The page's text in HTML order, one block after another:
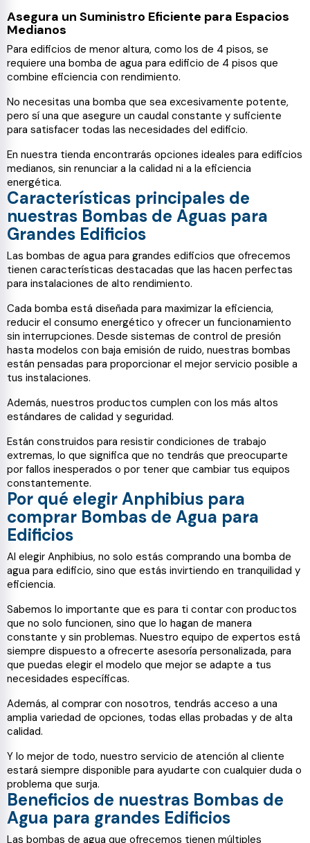
Asegura un Suministro Eficiente para Espacios
Medianos
Para edificios de menor altura, como los de 4 pisos, se
requiere una bomba de agua para edificio de 4 pisos que
combine eficiencia con rendimiento.
No necesitas una bomba que sea excesivamente potente,
pero sí una que asegure un caudal constante y suficiente
para satisfacer todas las necesidades del edificio.
En nuestra tienda encontrarás opciones ideales para edificios
medianos, sin renunciar a la calidad ni a la eficiencia
energética.
Características principales de
nuestras Bombas de Aguas para
Grandes Edificios
Las bombas de agua para grandes edificios que ofrecemos
tienen características destacadas que las hacen perfectas
para instalaciones de alto rendimiento.
Cada bomba está diseñada para maximizar la eficiencia,
reducir el consumo energético y ofrecer un funcionamiento
sin interrupciones. Desde sistemas de control de presión
hasta modelos con baja emisión de ruido, nuestras bombas
están pensadas para proporcionar el mejor servicio posible a
tus instalaciones.
Además, nuestros productos cumplen con los más altos
estándares de calidad y seguridad.
Están construidos para resistir condiciones de trabajo
extremas, lo que significa que no tendrás que preocuparte
por fallos inesperados o por tener que cambiar tus equipos
constantemente.
Por qué elegir Anphibius para
comprar Bombas de Agua para
Edificios
Al elegir Anphibius, no solo estás comprando una bomba de
agua para edificio, sino que estás invirtiendo en tranquilidad y
eficiencia.
Sabemos lo importante que es para ti contar con productos
que no solo funcionen, sino que lo hagan de manera
constante y sin problemas. Nuestro equipo de expertos está
siempre dispuesto a ofrecerte asesoría personalizada, para
que puedas elegir el modelo que mejor se adapte a tus
necesidades específicas.
Además, al comprar con nosotros, tendrás acceso a una
amplia variedad de opciones, todas ellas probadas y de alta
calidad.
Y lo mejor de todo, nuestro servicio de atención al cliente
estará siempre disponible para ayudarte con cualquier duda o
problema que surja.
Beneficios de nuestras Bombas de
Agua para grandes Edificios
Las bombas de agua que ofrecemos tienen múltiples